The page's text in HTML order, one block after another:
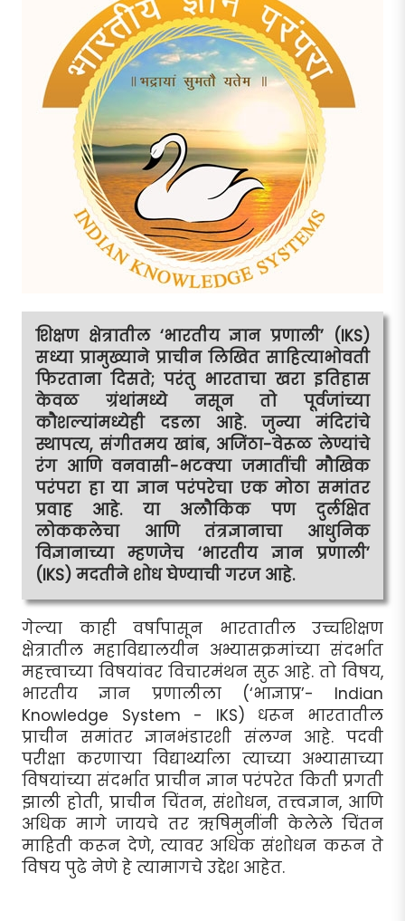
शिक्षण क्षेत्रातील ‘भारतीय ज्ञान प्रणाली’ (IKS)
सध्या प्रामुख्याने प्राचीन लिखित साहित्याभोवती
फिरताना दिसते; परंतु भारताचा खरा इतिहास
केवळ ग्रंथांमध्ये नसून तो पूर्वजांच्या
कौशल्यांमध्येही दडला आहे. जुन्या मंदिरांचे
स्थापत्य, संगीतमय खांब, अजिंठा-वेरूळ लेण्यांचे
रंग आणि वनवासी-भटक्या जमातींची मौखिक
परंपरा हा या ज्ञान परंपरेचा एक मोठा समांतर
प्रवाह आहे. या अलौकिक पण दुर्लक्षित
लोककलेचा आणि तंत्रज्ञानाचा आधुनिक
विज्ञानाच्या म्हणजेच ‘भारतीय ज्ञान प्रणाली’
(IKS) मदतीने शोध घेण्याची गरज आहे.
गेल्या काही वर्षांपासून भारतातील उच्चशिक्षण
क्षेत्रातील महाविद्यालयीन अभ्यासक्रमांच्या संदर्भात
महत्त्वाच्या विषयांवर विचारमंथन सुरू आहे. तो विषय,
भारतीय ज्ञान प्रणालीला (‘भाज्ञाप्र’- Indian
Knowledge System - IKS) धरून भारतातील
प्राचीन समांतर ज्ञानभंडारशी संलग्न आहे. पदवी
परीक्षा करणार्‍या विद्यार्थ्याला त्याच्या अभ्यासाच्या
विषयांच्या संदर्भात प्राचीन ज्ञान परंपरेत किती प्रगती
झाली होती, प्राचीन चिंतन, संशोधन, तत्त्वज्ञान, आणि
अधिक मागे जायचे तर ऋषिमुनींनी केलेले चिंतन
माहिती करून देणे, त्यावर अधिक संशोधन करून ते
विषय पुढे नेणे हे त्यामागचे उद्देश आहेत.